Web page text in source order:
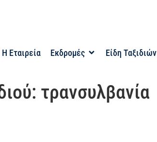
Η Εταιρεία Εκδρομές Είδη Ταξιδιών
τρανσυλβανία